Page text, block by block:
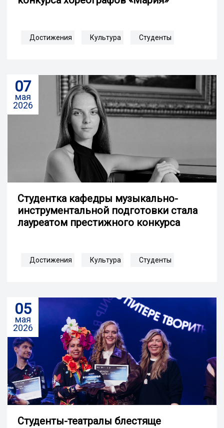
Достижения Культура Студенты
07
мая
2026
Студентка кафедры музыкально-
инструментальной подготовки стала
лауреатом престижного конкурса
Достижения Культура Студенты
05
мая
2026
Студенты-театралы блестяще